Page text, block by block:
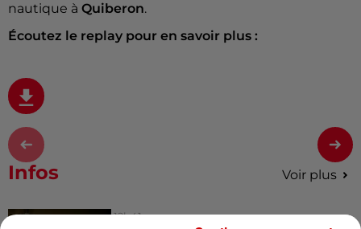
nautique à Quiberon.
Écoutez le replay pour en savoir plus :
Infos Voir plus
12h41